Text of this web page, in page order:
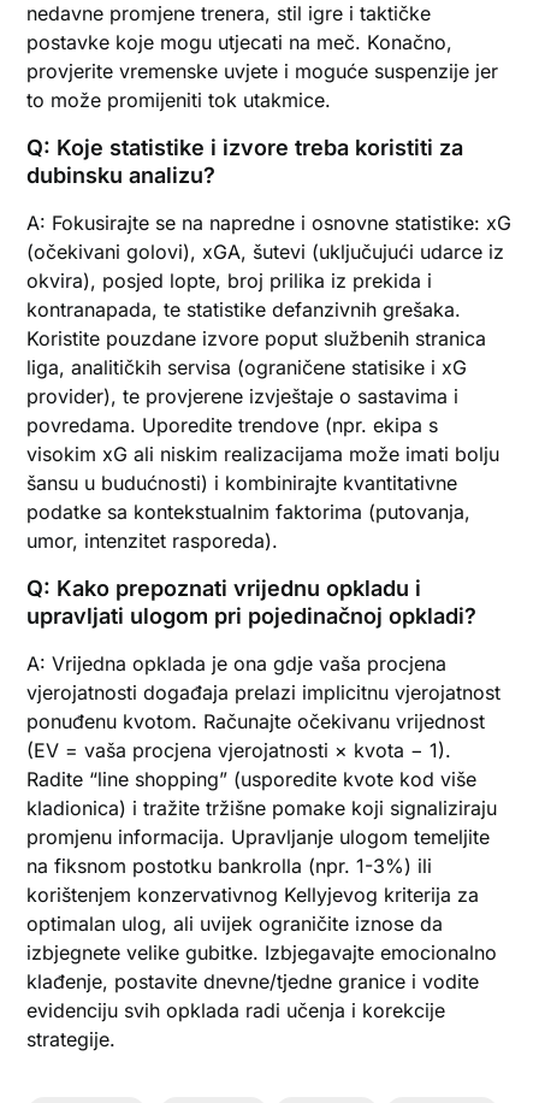
nedavne promjene trenera, stil igre i taktičke
postavke koje mogu utjecati na meč. Konačno,
provjerite vremenske uvjete i moguće suspenzije jer
to može promijeniti tok utakmice.
Q: Koje statistike i izvore treba koristiti za
dubinsku analizu?
A: Fokusirajte se na napredne i osnovne statistike: xG
(očekivani golovi), xGA, šutevi (uključujući udarce iz
okvira), posjed lopte, broj prilika iz prekida i
kontranapada, te statistike defanzivnih grešaka.
Koristite pouzdane izvore poput službenih stranica
liga, analitičkih servisa (ograničene statisike i xG
provider), te provjerene izvještaje o sastavima i
povredama. Uporedite trendove (npr. ekipa s
visokim xG ali niskim realizacijama može imati bolju
šansu u budućnosti) i kombinirajte kvantitativne
podatke sa kontekstualnim faktorima (putovanja,
umor, intenzitet rasporeda).
Q: Kako prepoznati vrijednu opkladu i
upravljati ulogom pri pojedinačnoj opkladi?
A: Vrijedna opklada je ona gdje vaša procjena
vjerojatnosti događaja prelazi implicitnu vjerojatnost
ponuđenu kvotom. Računajte očekivanu vrijednost
(EV = vaša procjena vjerojatnosti × kvota − 1).
Radite “line shopping” (usporedite kvote kod više
kladionica) i tražite tržišne pomake koji signaliziraju
promjenu informacija. Upravljanje ulogom temeljite
na fiksnom postotku bankrolla (npr. 1-3%) ili
korištenjem konzervativnog Kellyjevog kriterija za
optimalan ulog, ali uvijek ograničite iznose da
izbjegnete velike gubitke. Izbjegavajte emocionalno
klađenje, postavite dnevne/tjedne granice i vodite
evidenciju svih opklada radi učenja i korekcije
strategije.